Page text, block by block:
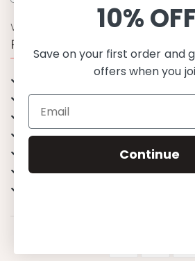
WARUM UNS WÄHLEN
Funktion, Qualität und Design
OEKO-TEX® zertifiziertes Stoffe
Materialien von bester Qualität
Stilvoll & Anspruchsvoll
Angenehm zu tragen
Mix&Match - Endlose
10%
Save on your first order and
offers when you
Continue